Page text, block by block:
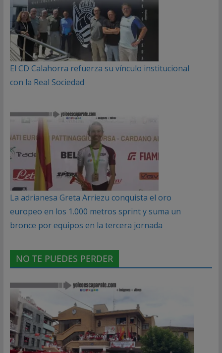
El CD Calahorra refuerza su vínculo institucional
con la Real Sociedad
La adrianesa Greta Arriezu conquista el oro
europeo en los 1.000 metros sprint y suma un
bronce por equipos en la tercera jornada
NO TE PUEDES PERDER